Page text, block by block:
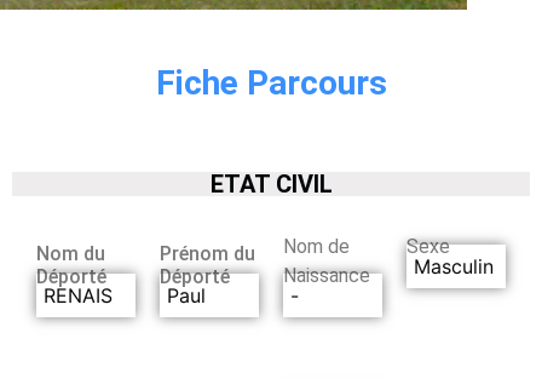
Fiche Parcours
ETAT CIVIL
Nom du
Déporté
RENAIS
Prénom du
Déporté
Paul
Nom de
Naissance
-
Sexe
Masculin